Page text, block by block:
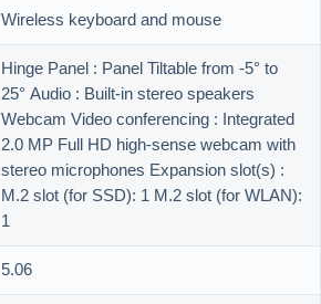
Wireless keyboard and mouse
Hinge Panel : Panel Tiltable from -5° to
25° Audio : Built-in stereo speakers
Webcam Video conferencing : Integrated
2.0 MP Full HD high-sense webcam with
stereo microphones Expansion slot(s) :
M.2 slot (for SSD): 1 M.2 slot (for WLAN):
1
5.06